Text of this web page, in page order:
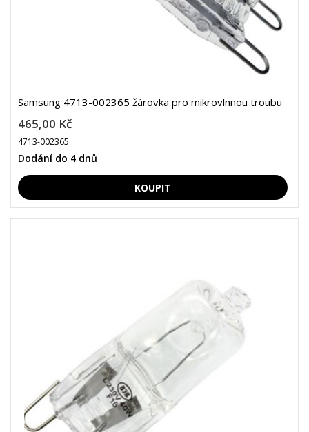
Samsung 4713-002365 žárovka pro mikrovlnnou troubu
465,00 Kč
4713-002365
Dodání do 4 dnů